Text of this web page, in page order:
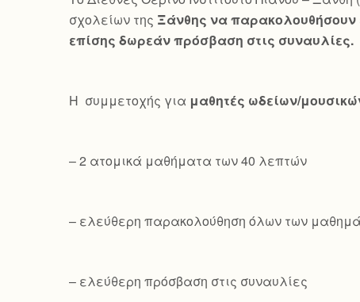
σχολείων της Ξάνθης να παρακολουθήσουν
επίσης δωρεάν πρόσβαση στις συναυλίες.
Η συμμετοχής για μαθητές ωδείων/
– 2 ατομικά μαθήματα των 40 λεπτών
– ελεύθερη παρακολούθηση όλων των
– ελεύθερη πρόσβαση στις συναυλίες